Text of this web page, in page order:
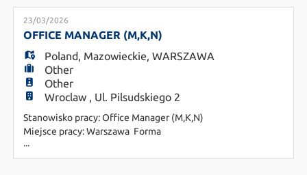
DE
ES
PL
kancelarią prawną, która stawia na profesjonalizm
w relacjach z klientem i partnerską atmosferę w
zespole. Szukamy osoby, która przejmie stery nad
23/03/2026
OFFICE MANAGER (M,K,N)
Poland, Mazowieckie, WARSZAWA
Other
Other
Wroclaw , Ul. Pilsudskiego 2
Stanowisko pracy: Office Manager (M,K,N)
Miejsce pracy: Warszawa Forma
zatrudnienia: B2B lub Umowa o pracę O
NASZYM KLIENCIE: Jesteśmy dynamicznie
...